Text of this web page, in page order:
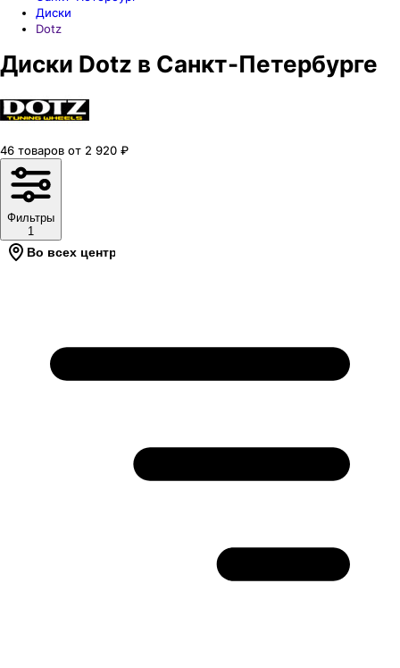
Диски
Dotz
Диски Dotz в Санкт-Петербурге
46 товаров от 2 920 ₽
Фильтры
1
Во всех центрах